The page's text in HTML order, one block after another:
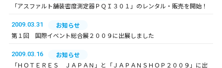
「アスファルト舗装密度測定器ＰＱＩ３０１」のレンタル・販売を開始！
2009.03.31
お知らせ
第１回 国際イベント総合展２００９に出展しました
2009.03.16
お知らせ
「ＨＯＴＥＲＥＳ ＪＡＰＡＮ」と「ＪＡＰＡＮＳＨＯＰ２００９」に出